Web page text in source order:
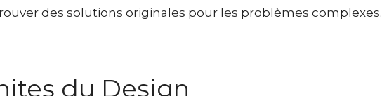
des solutions originales pour les problèmes complexes.
du Design